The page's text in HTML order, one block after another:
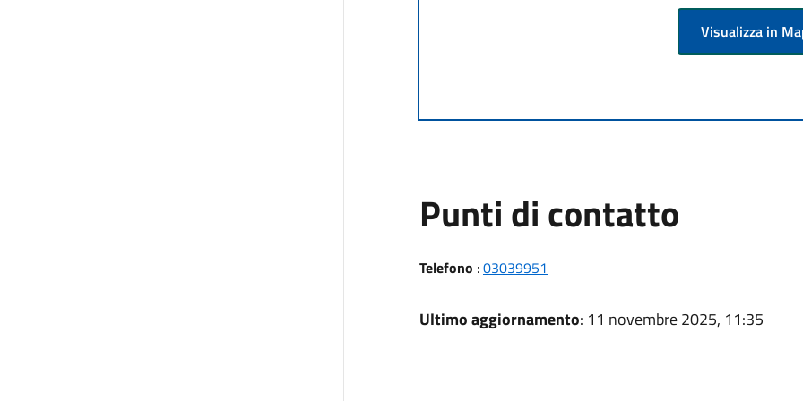
Visualizza in
Punti di contatto
Telefono :03039951
Ultimo aggiornamento: 11 novembre 2025, 11:35